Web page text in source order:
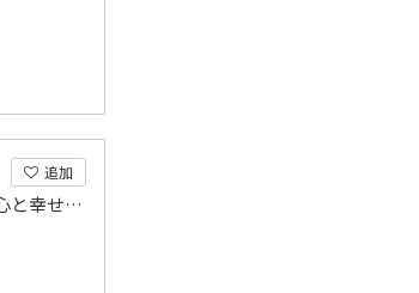
追加
「高齢者の尊厳と自立を守る」あたりまえにあることの安心と幸せ、皆様の人生のお手伝いをします